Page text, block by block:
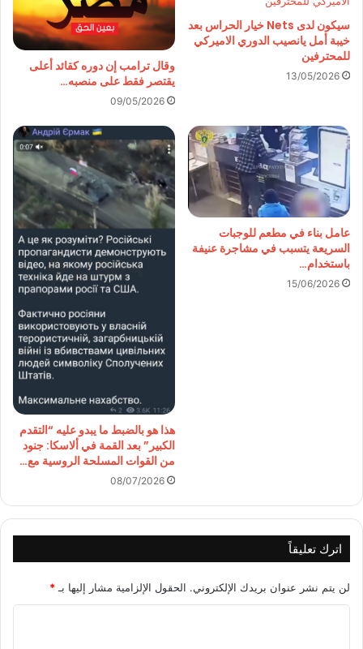
سيكون لدى Nets خيار الحراس بعد
خيبة أمل يانصيب الدوري الاميركي
للمحترفين
13/05/2026
وقال ترامب إن دوره كقائد أعلى
يقتصر فقط على منصبه…
09/05/2026
عامل بناء في مطعم للوجبات
السريعة يتسبب في مشاجرة عنيفة
باستخدام…
15/06/2026
هذا هو بالضبط ما يبدو عليه “التقدم
الكبير” بعد القمة في ألاسكا: جنود
من القوات المسلحة الروسية مع…
08/07/2026
اترك تعليقاً
لن يتم نشر عنوان بريدك الإلكتروني. الحقول الإلزامية مشار إليها بـ *